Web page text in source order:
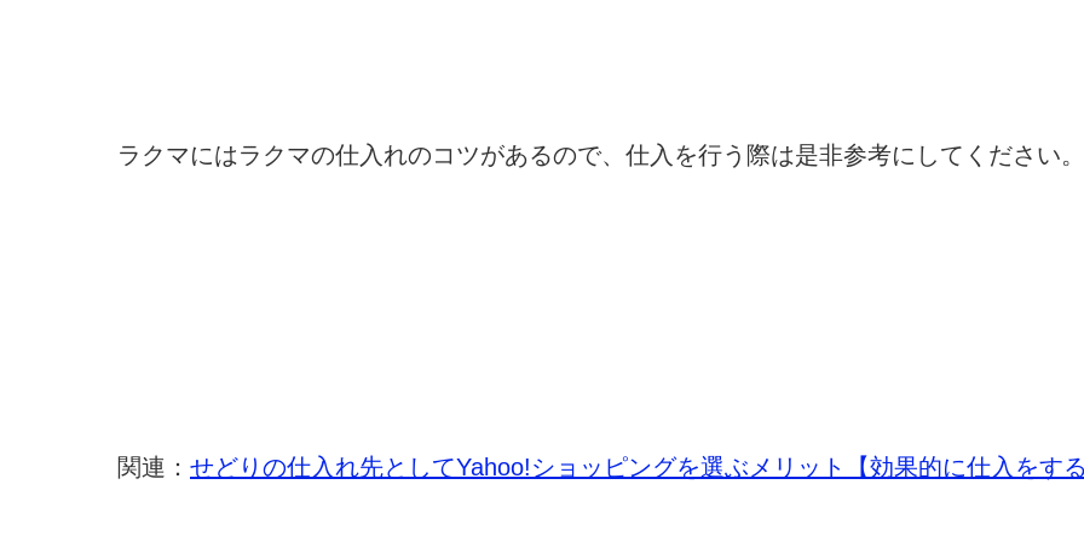
ラクマにはラクマの仕入れのコツがあるので、仕入を行う際は是非参考にしてください。
関連： せどりの仕入れ先としてYahoo!ショッピングを選ぶメリット【効果的に仕入をする